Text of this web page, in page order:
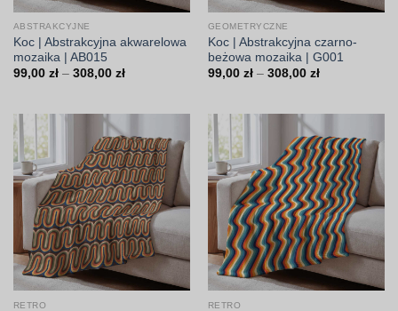
ABSTRAKCYJNE
Koc | Abstrakcyjna akwarelowa
mozaika | AB015
99,00 zł – 308,00 złZakres
GEOMETRYCZNE
Koc | Abstrakcyjna czarno-
beżowa mozaika | G001
99,00 zł – 308,00 złZakres
RETRO RETRO